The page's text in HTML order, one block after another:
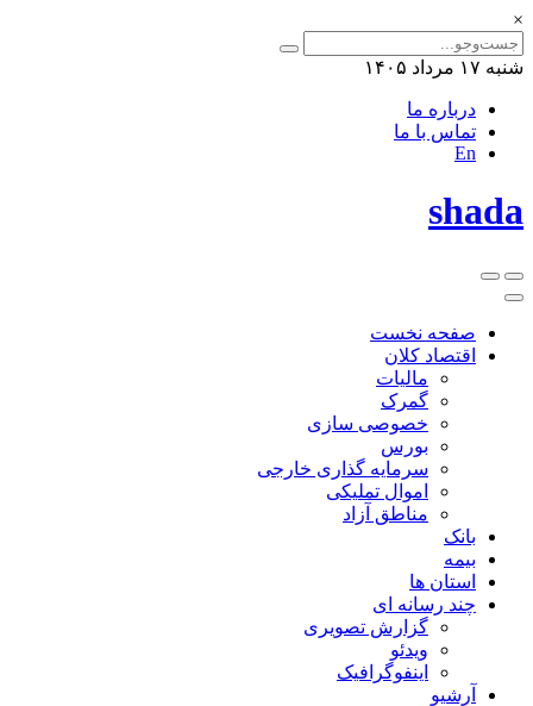
×
شنبه ۱۷ مرداد ۱۴۰۵
درباره ما
تماس با ما
En
shada
صفحه نخست
اقتصاد کلان
مالیات
گمرک
خصوصی سازی
بورس
سرمایه گذاری خارجی
اموال تملیکی
مناطق آزاد
بانک
بیمه
استان ها
چند رسانه ای
گزارش تصویری
ویدئو
اینفوگرافیک
آرشیو